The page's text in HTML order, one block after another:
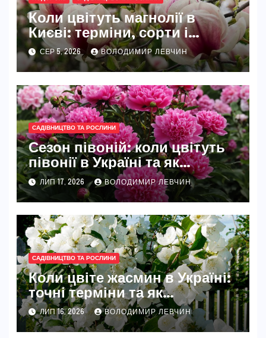
Коли цвітуть магнолії в
Києві: терміни, сорти і
найкращі місця
СЕР 5, 2026 ВОЛОДИМИР ЛЕВЧИН
САДІВНИЦТВО ТА РОСЛИНИ
Сезон півоній: коли цвітуть
півонії в Україні та як
розкрити їхню повну красу
ЛИП 17, 2026 ВОЛОДИМИР ЛЕВЧИН
САДІВНИЦТВО ТА РОСЛИНИ
Коли цвіте жасмин в Україні:
точні терміни та як
забезпечити рясне цвітіння
ЛИП 16, 2026 ВОЛОДИМИР ЛЕВЧИН